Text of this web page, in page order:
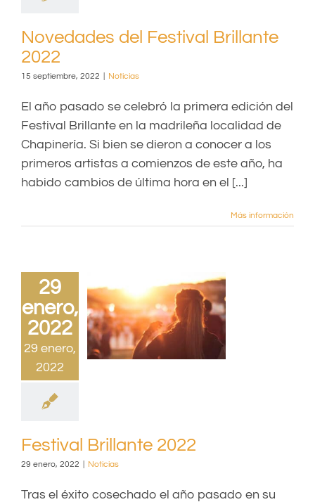
Novedades del Festival Brillante
2022
15 septiembre, 2022 Noticias
El año pasado se celebró la primera edición del
Festival Brillante en la madrileña localidad de
Chapinería. Si bien se dieron a conocer a los
primeros artistas a comienzos de este año, ha
habido cambios de última hora en el [...]
Más información
29
enero,
2022
29 enero,
2022
Festival Brillante 2022
29 enero, 2022 Noticias
Tras el éxito cosechado el año pasado en su